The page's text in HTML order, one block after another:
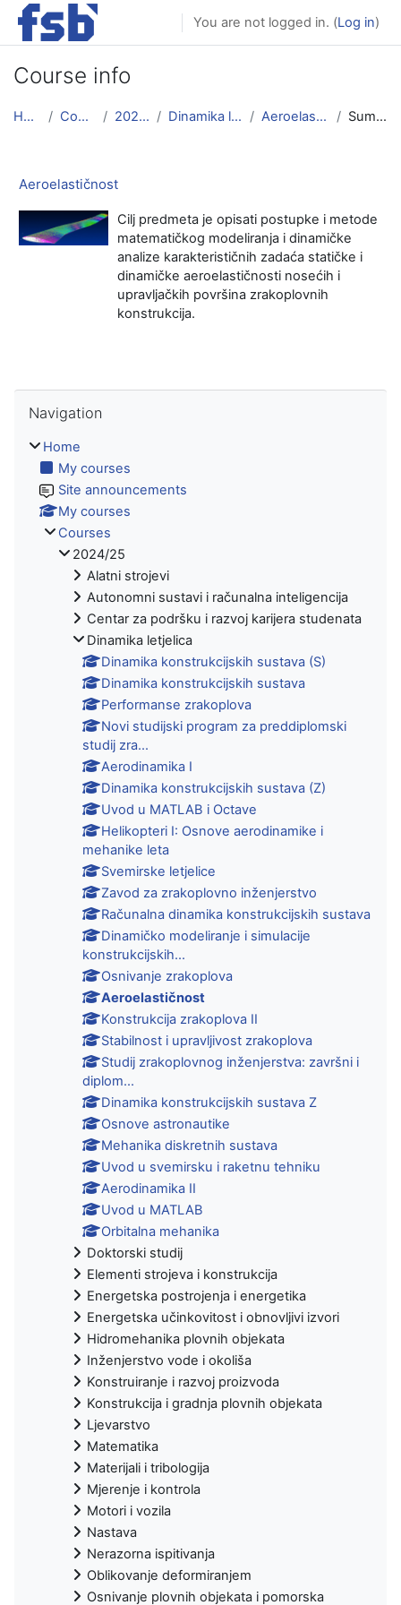
Skip to main content
You are not logged in. (Log in)
Course info
Home Courses 2024/25 Dinamika letjelica Aeroelastičnost Summary
Aeroelastičnost
Cilj predmeta je opisati postupke i metode
matematičkog modeliranja i dinamičke
analize karakterističnih zadaća statičke i
dinamičke aeroelastičnosti nosećih i
upravljačkih površina zrakoplovnih
konstrukcija.
Navigation
Home
My courses
Site announcements
My courses
Courses
2024/25
Alatni strojevi
Autonomni sustavi i računalna inteligencija
Centar za podršku i razvoj karijera studenata
Dinamika letjelica
Dinamika konstrukcijskih sustava (S)
Dinamika konstrukcijskih sustava
Performanse zrakoplova
Novi studijski program za preddiplomski
studij zra...
Aerodinamika I
Dinamika konstrukcijskih sustava (Z)
Uvod u MATLAB i Octave
Helikopteri I: Osnove aerodinamike i
mehanike leta
Svemirske letjelice
Zavod za zrakoplovno inženjerstvo
Računalna dinamika konstrukcijskih sustava
Dinamičko modeliranje i simulacije
konstrukcijskih...
Osnivanje zrakoplova
Aeroelastičnost
Konstrukcija zrakoplova II
Stabilnost i upravljivost zrakoplova
Studij zrakoplovnog inženjerstva: završni i
diplom...
Dinamika konstrukcijskih sustava Z
Osnove astronautike
Mehanika diskretnih sustava
Uvod u svemirsku i raketnu tehniku
Aerodinamika II
Uvod u MATLAB
Orbitalna mehanika
Doktorski studij
Elementi strojeva i konstrukcija
Energetska postrojenja i energetika
Energetska učinkovitost i obnovljivi izvori
Hidromehanika plovnih objekata
Inženjerstvo vode i okoliša
Konstruiranje i razvoj proizvoda
Konstrukcija i gradnja plovnih objekata
Ljevarstvo
Matematika
Materijali i tribologija
Mjerenje i kontrola
Motori i vozila
Nastava
Nerazorna ispitivanja
Oblikovanje deformiranjem
Osnivanje plovnih objekata i pomorska